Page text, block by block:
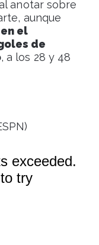
anotar sobre
aunque
el
de
, a los 28 y 48